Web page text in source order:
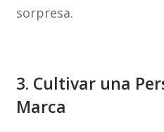
sorpresa.
3. Cultivar una
Marca